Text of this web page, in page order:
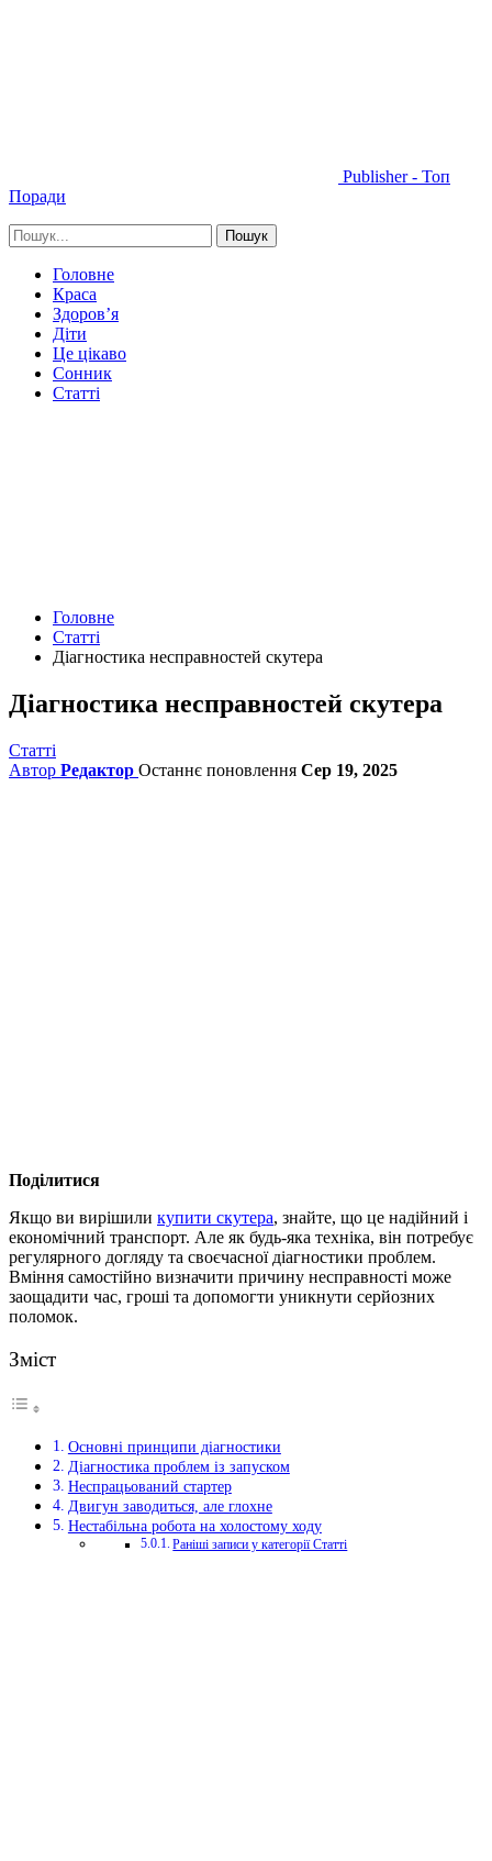
Publisher - Топ
Поради
Головне
Краса
Здоров’я
Діти
Це цікаво
Сонник
Статті
Головне
Статті
Діагностика несправностей скутера
Діагностика несправностей скутера
Статті
Автор Редактор Останнє поновлення Сер 19, 2025
Поділитися
Якщо ви вирішили купити скутера, знайте, що це надійний і
економічний транспорт. Але як будь-яка техніка, він потребує
регулярного догляду та своєчасної діагностики проблем.
Вміння самостійно визначити причину несправності може
заощадити час, гроші та допомогти уникнути серйозних
поломок.
Зміст
Основні принципи діагностики
Діагностика проблем із запуском
Неспрацьований стартер
Двигун заводиться, але глохне
Нестабільна робота на холостому ходу
Раніші записи у категорії Статті